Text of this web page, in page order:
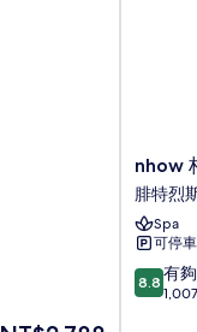
nhow
柏
林
飯
店
腓
特
nhow
腓特烈
Spa
可停車
8.8
分，
8.8 有